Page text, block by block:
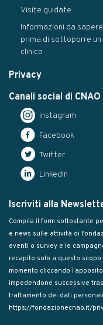
Visite guidate
Informazioni da sapere
prima di sottoporre un
clinico
Privacy
Canali social di CNAO
instagram
Facebook
Twitter
LinkedIn
Iscriviti alla
Compila il form sottostante
e news sulle attività di
eventi o survey e le
recapito solo a questo
momento cliccando
impedendone successive
trattamento dei dati
https://fondazionecnao.it/